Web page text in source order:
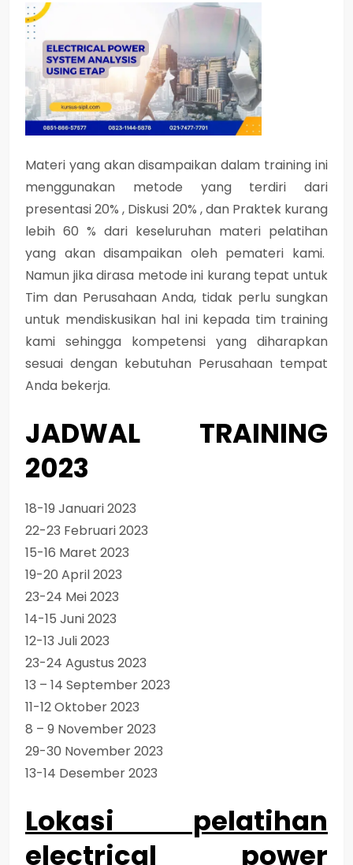
Materi yang akan disampaikan dalam training ini
menggunakan metode yang terdiri dari
presentasi 20% , Diskusi 20% , dan Praktek kurang
lebih 60 % dari keseluruhan materi pelatihan
yang akan disampaikan oleh pemateri kami.
Namun jika dirasa metode ini kurang tepat untuk
Tim dan Perusahaan Anda, tidak perlu sungkan
untuk mendiskusikan hal ini kepada tim training
kami sehingga kompetensi yang diharapkan
sesuai dengan kebutuhan Perusahaan tempat
Anda bekerja.
JADWAL TRAINING
2023
18-19 Januari 2023
22-23 Februari 2023
15-16 Maret 2023
19-20 April 2023
23-24 Mei 2023
14-15 Juni 2023
12-13 Juli 2023
23-24 Agustus 2023
13 – 14 September 2023
11-12 Oktober 2023
8 – 9 November 2023
29-30 November 2023
13-14 Desember 2023
Lokasi pelatihan
electrical power